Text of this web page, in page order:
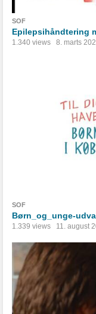
SOF
Epilepsihåndtering
1.340 views 8. marts
SOF
Børn_og_unge-
1.339 views 11. august